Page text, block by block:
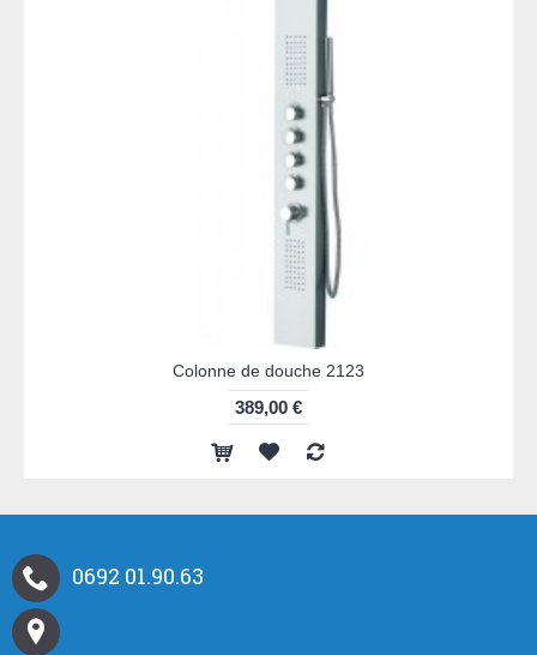
Colonne de douche 2123
389,00 €
0692 01.90.63